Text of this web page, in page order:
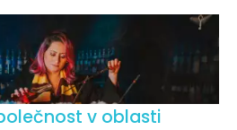
v oblasti